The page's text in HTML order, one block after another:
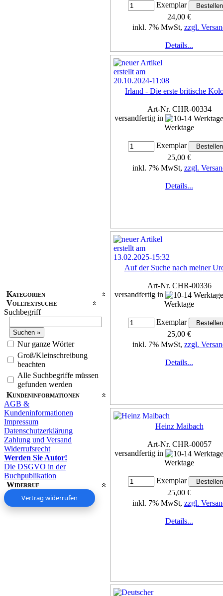
Kategorien
Volltextsuche
Suchbegriff
Nur ganze Wörter
Groß/Kleinschreibung
beachten
Alle Suchbegriffe müssen
gefunden werden
Kundeninformationen
AGB &
Kundeninformationen
Impressum
Datenschutzerklärung
Zahlung und Versand
Widerrufsrecht
Werden Sie Autor!
Die DSGVO in der
Buchpublikation
Widerruf
Vertrag widerrufen
Exemplar
24,00 €
inkl. 7% MwSt, zzgl.
Details...
Irland - Die erste britische
Art-Nr. CHR-00334
versandfertig in
Werktage
Exemplar
25,00 €
inkl. 7% MwSt, zzgl.
Details...
Auf der Suche nach meiner
Art-Nr. CHR-00336
versandfertig in
Werktage
Exemplar
25,00 €
inkl. 7% MwSt, zzgl.
Details...
Heinz Maibach
Art-Nr. CHR-00057
versandfertig in
Werktage
Exemplar
25,00 €
inkl. 7% MwSt, zzgl.
Details...